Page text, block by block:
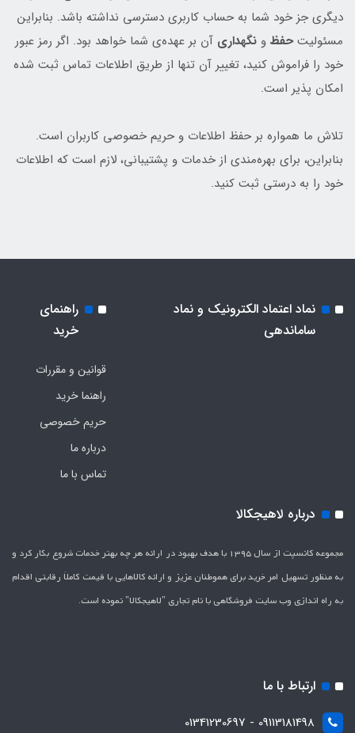
دیگری جز خود شما به حساب کاربری دسترسی نداشته باشد. بنابراین
مسئولیتحفظ و نگهداری آن بر عهده‌ی شما خواهد بود. اگر رمز عبور
خود را فراموش کنید، تغییر آن تنها از طریق اطلاعات تماس ثبت شده
امکان پذیر است.
تلاش ما همواره بر حفظ اطلاعات و حریم خصوصی کاربران است.
بنابراین، برای بهره‌مندی از خدمات و پشتیبانی، لازم است که اطلاعات
خود را به درستی ثبت کنید.
نماد اعتماد الکترونیک و نماد
ساماندهی
راهنمای
خرید
قوانین و مقررات
راهنما خرید
حریم خصوصی
درباره ما
تماس با ما
درباره لاهیجکالا
مجموعه کانسپت از سال 1395 با هدف بهبود در ارائه هر چه بهتر خدمات شروع بکار کرد و
به منظور تسهیل امر خرید برای هموطنان عزیز و ارائه کالاهایی با قیمت کاملاَ رقابتی اقدام
به راه اندازی وب سایت فروشگاهی با نام تجاری "لاهیج­کالا" نموده است.
ارتباط با ما
09113181498 - 01341230697